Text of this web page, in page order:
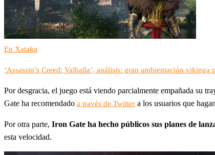
En Xataka
‘Assassin’s Creed: Valhalla’, análisis: gran ambientación
Por desgracia, el juego está viendo parcialmente empañada su
Gate ha recomendado a través de Twitter a los usuarios que
Por otra parte, Iron Gate ha hecho públicos sus planes de
esta velocidad.